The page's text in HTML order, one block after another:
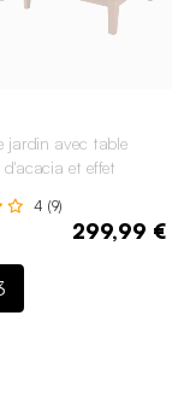
jardin avec table
d'acacia et effet
4 (9)
299,99 €